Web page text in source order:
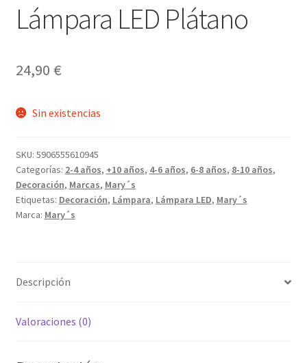
Lámpara LED Plátano
24,90 €
Sin existencias
SKU: 5906555610945
Categorías: 2-4 años, +10 años, 4-6 años, 6-8 años, 8-10 años,
Decoración, Marcas, Mary´s
Etiquetas: Decoración, Lámpara, Lámpara LED, Mary´s
Marca: Mary´s
Descripción
Valoraciones (0)